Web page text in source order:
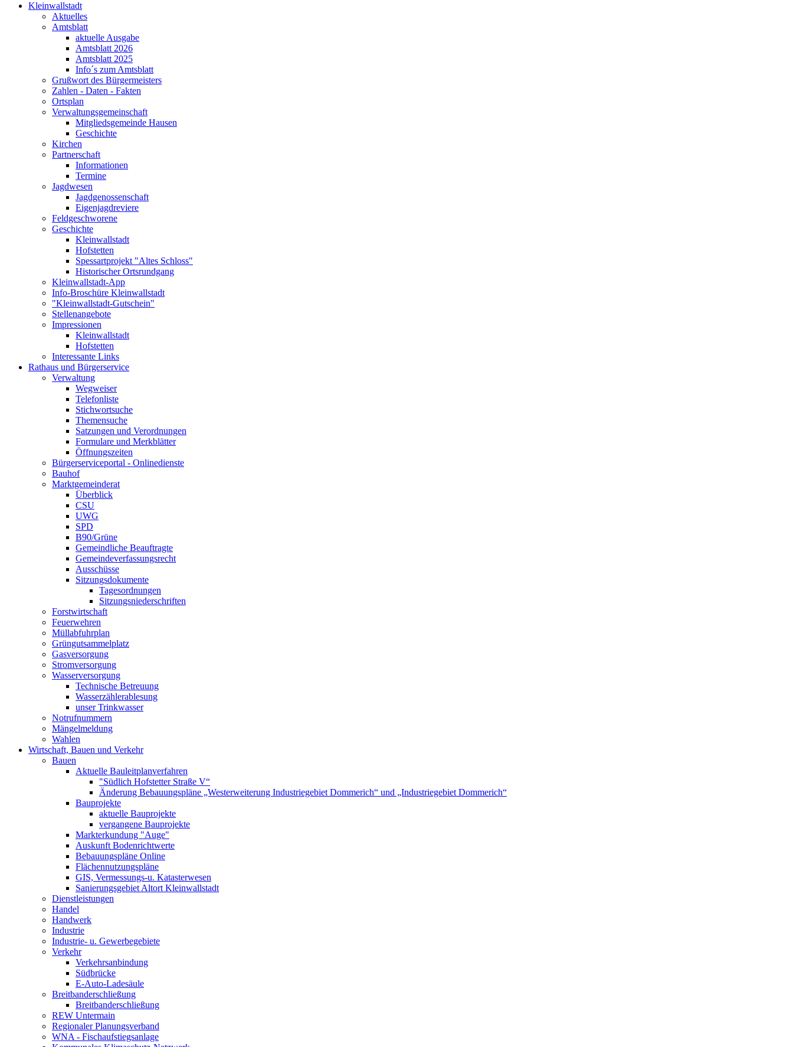
Kleinwallstadt
Aktuelles
Amtsblatt
aktuelle Ausgabe
Amtsblatt 2026
Amtsblatt 2025
Info´s zum Amtsblatt
Grußwort des Bürgermeisters
Zahlen - Daten - Fakten
Ortsplan
Verwaltungsgemeinschaft
Mitgliedsgemeinde Hausen
Geschichte
Kirchen
Partnerschaft
Informationen
Termine
Jagdwesen
Jagdgenossenschaft
Eigenjagdreviere
Feldgeschworene
Geschichte
Kleinwallstadt
Hofstetten
Spessartprojekt "Altes Schloss"
Historischer Ortsrundgang
Kleinwallstadt-App
Info-Broschüre Kleinwallstadt
"Kleinwallstadt-Gutschein"
Stellenangebote
Impressionen
Kleinwallstadt
Hofstetten
Interessante Links
Rathaus und Bürgerservice
Verwaltung
Wegweiser
Telefonliste
Stichwortsuche
Themensuche
Satzungen und Verordnungen
Formulare und Merkblätter
Öffnungszeiten
Bürgerserviceportal - Onlinedienste
Bauhof
Marktgemeinderat
Überblick
CSU
UWG
SPD
B90/Grüne
Gemeindliche Beauftragte
Gemeindeverfassungsrecht
Ausschüsse
Sitzungsdokumente
Tagesordnungen
Sitzungsniederschriften
Forstwirtschaft
Feuerwehren
Müllabfuhrplan
Grüngutsammelplatz
Gasversorgung
Stromversorgung
Wasserversorgung
Technische Betreuung
Wasserzählerablesung
unser Trinkwasser
Notrufnummern
Mängelmeldung
Wahlen
Wirtschaft, Bauen und Verkehr
Bauen
Aktuelle Bauleitplanverfahren
"Südlich Hofstetter Straße V“
Änderung Bebauungspläne „Westerweiterung Industriegebiet Dommerich“ und „Industriegebiet Dommerich“
Bauprojekte
aktuelle Bauprojekte
vergangene Bauprojekte
Markterkundung "Auge"
Auskunft Bodenrichtwerte
Bebauungspläne Online
Flächennutzungspläne
GIS, Vermessungs-u. Katasterwesen
Sanierungsgebiet Altort Kleinwallstadt
Dienstleistungen
Handel
Handwerk
Industrie
Industrie- u. Gewerbegebiete
Verkehr
Verkehrsanbindung
Südbrücke
E-Auto-Ladesäule
Breitbanderschließung
Breitbanderschließung
REW Untermain
Regionaler Planungsverband
WNA - Fischaufstiegsanlage